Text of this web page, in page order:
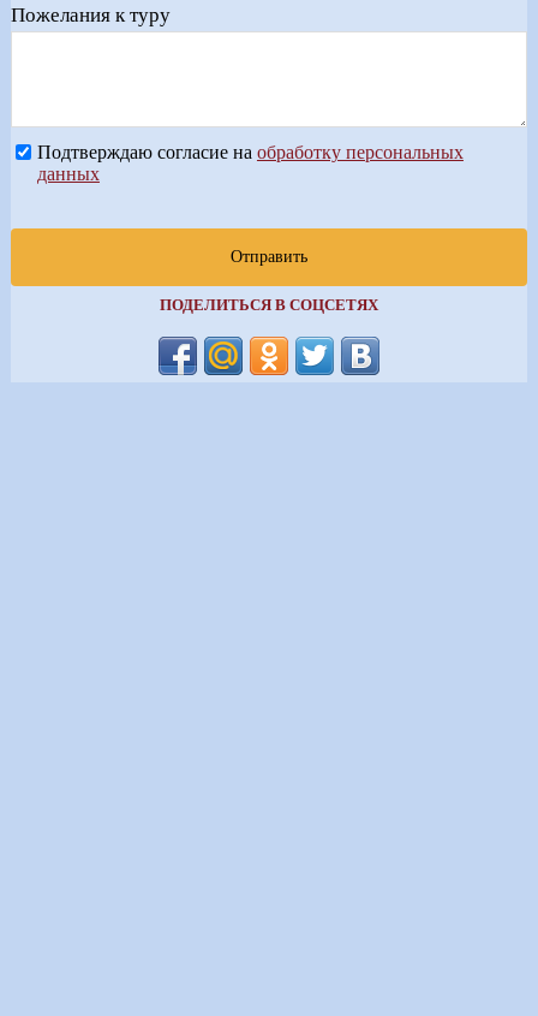
Пожелания к туру
Подтверждаю согласие на обработку персональных
данных
Отправить
ПОДЕЛИТЬСЯ В СОЦСЕТЯХ